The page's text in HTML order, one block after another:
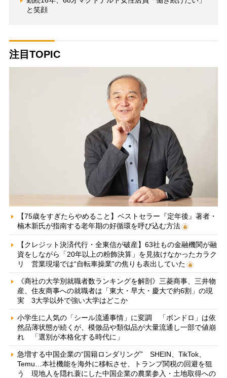
と笑顔
注目TOPIC
【75歳をすぎたらやめること】ベストセラー『定年後』著者・
楠木新氏が指南する老年期の好循環を呼び込む方法
【クレジット決済代行・全東信が破産】63社もの金融機関が融
資をしながら「20年以上の粉飾決算」を見抜けなかったカラク
リ 営業現場では“自転車操業”の焦りも表出していた
《商社の大学別就職者数ランキングを解剖》三菱商事、三井物
産、住友商事への就職者は「東大・早大・慶大で約6割」の現
実 3大学以外で強い大学はどこか
小学生に人気の「シール流通事情」に変調 「ボンドロ」は依
然品薄状態が続くが、模倣品や類似品が大量流通し一部で値崩
れ 「選別が本格化する時代に」
急増する中国企業の“国籍ロンダリング” SHEIN、TikTok、
Temu…本社機能を海外に移転させ、トランプ関税の回避を狙
う 現地人を隠れ蓑にした中国企業の農業参入・土地取得への